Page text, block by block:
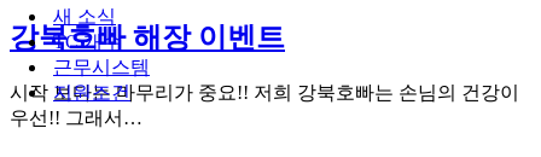
이
션
뉴
게
이
메
뉴
새 소식
TC 개수
근무시스템
지원조건
강북호빠 해장 이벤트
시작 보다는 마무리가 중요!! 저희 강북호빠는 손님의 건강이
우선!! 그래서…